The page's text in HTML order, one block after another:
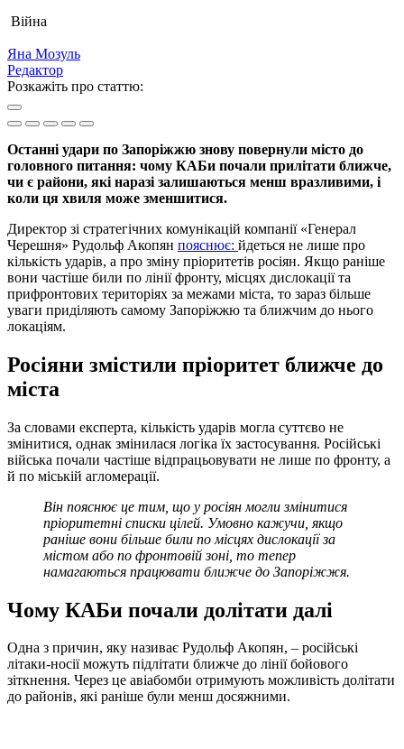
Війна
Яна Мозуль
Редактор
Розкажіть про статтю:
Останні удари по Запоріжжю знову повернули місто до
головного питання: чому КАБи почали прилітати ближче,
чи є райони, які наразі залишаються менш вразливими, і
коли ця хвиля може зменшитися.
Директор зі стратегічних комунікацій компанії «Генерал
Черешня» Рудольф Акопян пояснює: йдеться не лише про
кількість ударів, а про зміну пріоритетів росіян. Якщо раніше
вони частіше били по лінії фронту, місцях дислокації та
прифронтових територіях за межами міста, то зараз більше
уваги приділяють самому Запоріжжю та ближчим до нього
локаціям.
Росіяни змістили пріоритет ближче до
міста
За словами експерта, кількість ударів могла суттєво не
змінитися, однак змінилася логіка їх застосування. Російські
війська почали частіше відпрацьовувати не лише по фронту, а
й по міській агломерації.
Він пояснює це тим, що у росіян могли змінитися
пріоритетні списки цілей. Умовно кажучи, якщо
раніше вони більше били по місцях дислокації за
містом або по фронтовій зоні, то тепер
намагаються працювати ближче до Запоріжжя.
Чому КАБи почали долітати далі
Одна з причин, яку називає Рудольф Акопян, – російські
літаки-носії можуть підлітати ближче до лінії бойового
зіткнення. Через це авіабомби отримують можливість долітати
до районів, які раніше були менш досяжними.